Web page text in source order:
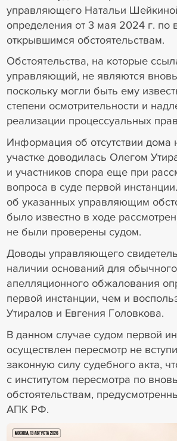
управляющего Натальи
определения от 3 мая 2024 г. по
открывшимся обстоятельствам.
Обстоятельства, на которые
управляющий, не являются
поскольку могли быть ему
степени осмотрительности и
реализации процессуальных
Информация об отсутствии дома
участке доводилась Олегом
и участников спора еще при
вопроса в суде первой
об указанных управляющим
было известно в ходе
не были проверены судом.
Доводы управляющего
наличии оснований для обычного
апелляционного обжалования
первой инстанции, чем и
Утиралов и Евгения Головкова.
В данном случае судом первой
осуществлен пересмотр не
законную силу судебного акта,
с институтом пересмотра по
обстоятельствам,
АПК РФ.